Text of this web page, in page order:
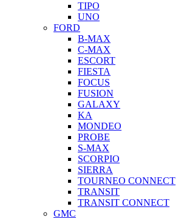
TIPO
UNO
FORD
B-MAX
C-MAX
ESCORT
FIESTA
FOCUS
FUSION
GALAXY
KA
MONDEO
PROBE
S-MAX
SCORPIO
SIERRA
TOURNEO CONNECT
TRANSIT
TRANSIT CONNECT
GMC